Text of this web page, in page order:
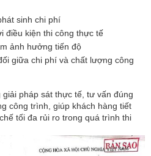
sinh chi phí
điều kiện thi công thực tế
ảnh hưởng tiến độ
giữa chi phí và chất lượng công
pháp sát thực tế, tư vấn đúng
công trình, giúp khách hàng tiết
tối đa rủi ro trong quá trình thi